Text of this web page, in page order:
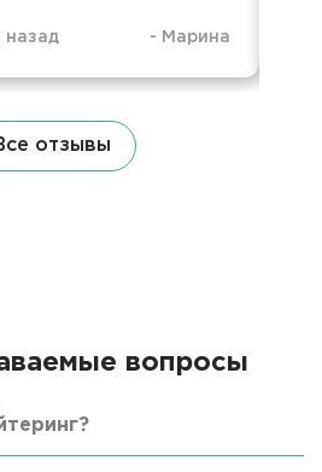
назад - Марина
отзывы
вопросы